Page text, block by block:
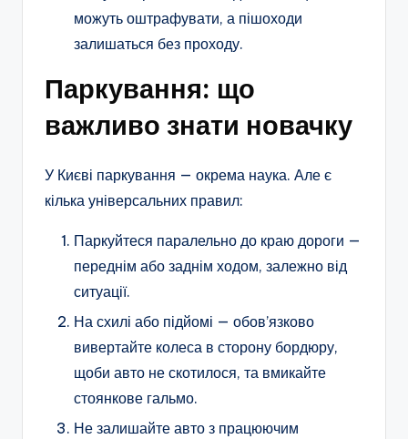
можуть оштрафувати, а пішоходи
залишаться без проходу.
Паркування: що
важливо знати новачку
У Києві паркування — окрема наука. Але є
кілька універсальних правил:
Паркуйтеся паралельно до краю дороги —
переднім або заднім ходом, залежно від
ситуації.
На схилі або підйомі — обов’язково
вивертайте колеса в сторону бордюру,
щоби авто не скотилося, та вмикайте
стоянкове гальмо.
Не залишайте авто з працюючим